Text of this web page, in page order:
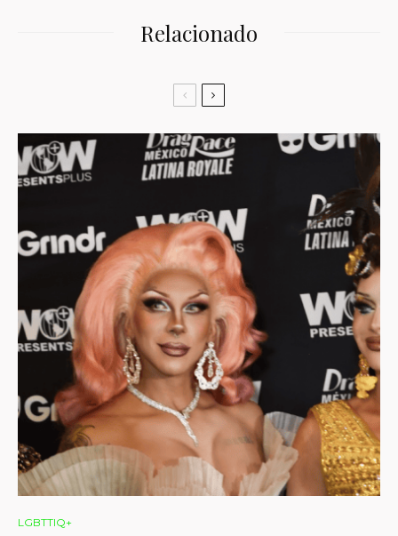
Relacionado
LGBTTIQ+